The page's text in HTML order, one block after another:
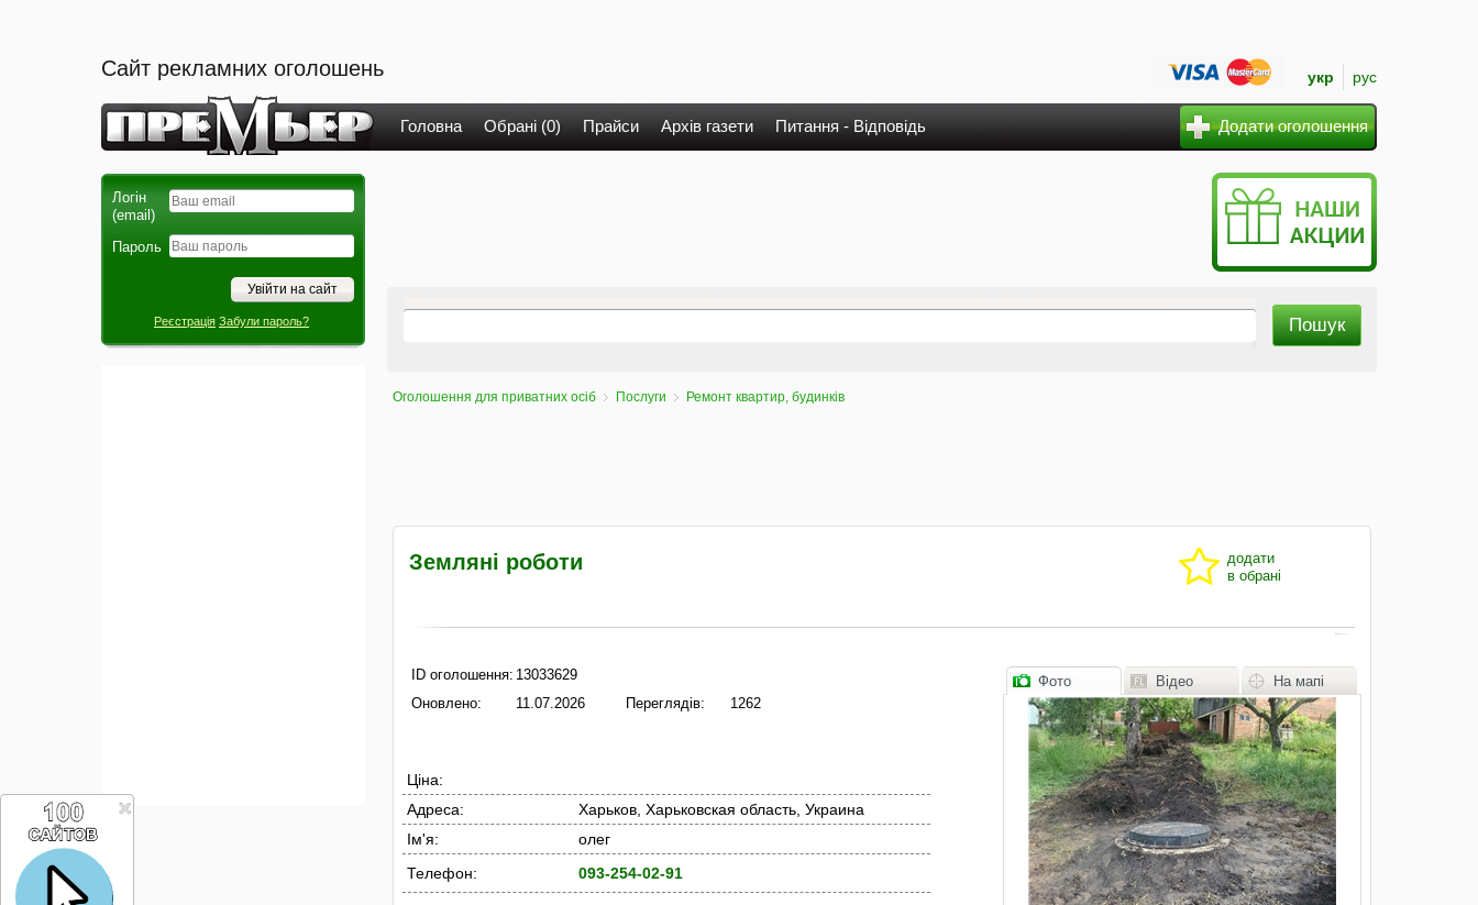
Сайт рекламних оголошень укр рус
Головна Обрані (0) Прайси Архів газети Питання - Відповідь Додати оголошення
Логін
(email)
Пароль
Реєстрація Забули пароль?
Оголошення для приватних осіб Послуги Ремонт квартир, будинків
Земляні роботи
додати
в обрані
ID оголошення: 13033629
Оновлено:
11.07.2026 Переглядів: 1262
Ціна:
Адреса:
Харьков, Харьковская область, Украина
Ім'я:
олег
Телефон:
093-254-02-91
Фото Відео На мапі